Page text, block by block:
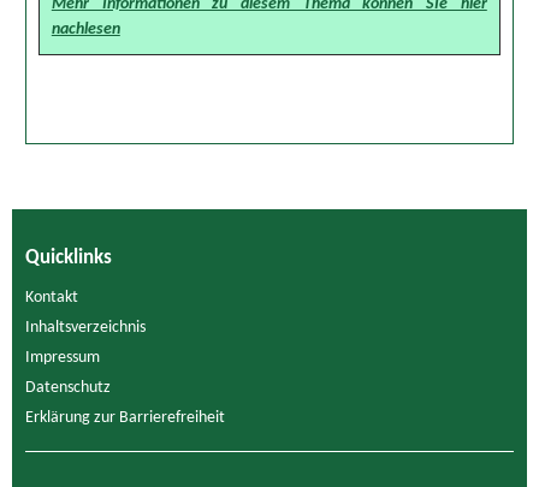
Mehr Informationen zu diesem Thema können SIe hier
nachlesen
Quicklinks
Kontakt
Inhaltsverzeichnis
Impressum
Datenschutz
Erklärung zur Barrierefreiheit